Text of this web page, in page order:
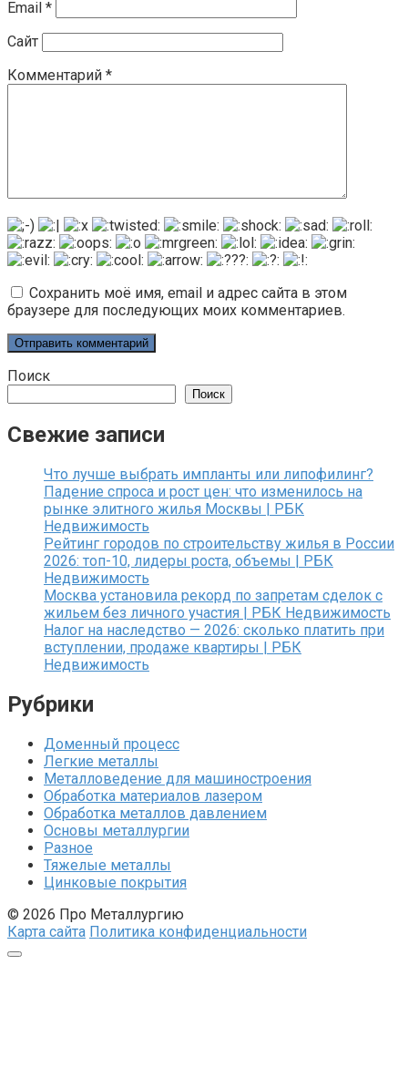
Email *
Сайт
Комментарий *
Сохранить моё имя, email и адрес сайта в этом
браузере для последующих моих комментариев.
Поиск
Поиск
Свежие записи
Что лучше выбрать импланты или липофилинг?
Падение спроса и рост цен: что изменилось на
рынке элитного жилья Москвы | РБК
Недвижимость
Рейтинг городов по строительству жилья в России
2026: топ-10, лидеры роста, объемы | РБК
Недвижимость
Москва установила рекорд по запретам сделок с
жильем без личного участия | РБК Недвижимость
Налог на наследство — 2026: сколько платить при
вступлении, продаже квартиры | РБК
Недвижимость
Рубрики
Доменный процесс
Легкие металлы
Металловедение для машиностроения
Обработка материалов лазером
Обработка металлов давлением
Основы металлургии
Разное
Тяжелые металлы
Цинковые покрытия
© 2026 Про Металлургию
Карта сайта Политика конфиденциальности